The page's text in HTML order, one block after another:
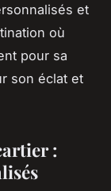
et
où
pour sa
son éclat et
: